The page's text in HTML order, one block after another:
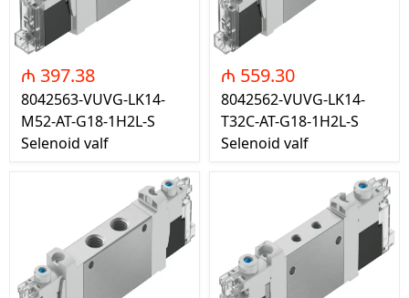
₼ 397.38
8042563-VUVG-LK14-
M52-AT-G18-1H2L-S
Selenoid valf
₼ 559.30
8042562-VUVG-LK14-
T32C-AT-G18-1H2L-S
Selenoid valf